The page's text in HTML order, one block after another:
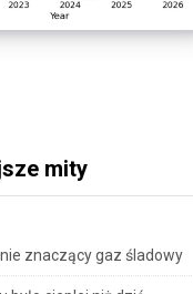
mity
znaczący gaz śladowy